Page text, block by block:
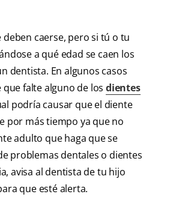
deben caerse, pero si tú o tu
a qué edad se caen los
dentista. En algunos casos
falte alguno de los dientes
podría causar que el diente
por más tiempo ya que no
adulto que haga que se
problemas dentales o dientes
avisa al dentista de tu hijo
que esté alerta.